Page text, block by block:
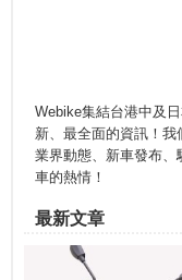
Webike集結台港中及
新、最全面的資訊！
業界動態、新車發布、
車的熱情！
最新文章